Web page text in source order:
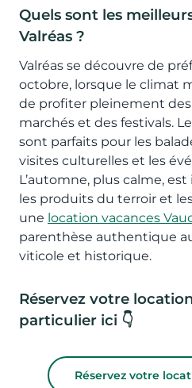
Quels sont les
Valréas ?
Valréas se découvre de
octobre, lorsque le climat
de profiter pleinement des
marchés et des festivals.
sont parfaits pour les
visites culturelles et les
L’automne, plus calme,
les produits du terroir et
une location vacances
parenthèse authentique
viticole et historique.
Réservez votre
particulier ici 👇
Réservez votre